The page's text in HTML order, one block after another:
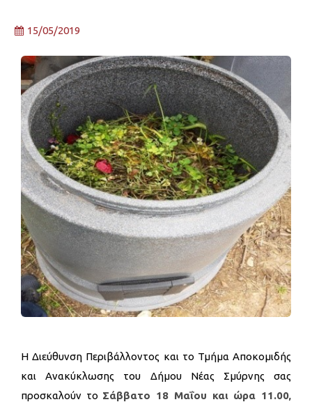
15/05/2019
Η Διεύθυνση Περιβάλλοντος και το Τμήμα Αποκομιδής
και Ανακύκλωσης του Δήμου Νέας Σμύρνης σας
προσκαλούν το Σάββατο 18 Μαΐου και ώρα 11.00,